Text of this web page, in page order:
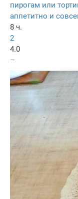
пирогам или
аппетитно и
8 ч.
2
4.0
–